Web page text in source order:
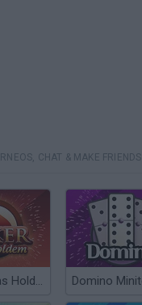
CHAT & MAKE FRIENDS
Poker Texas Hold’em